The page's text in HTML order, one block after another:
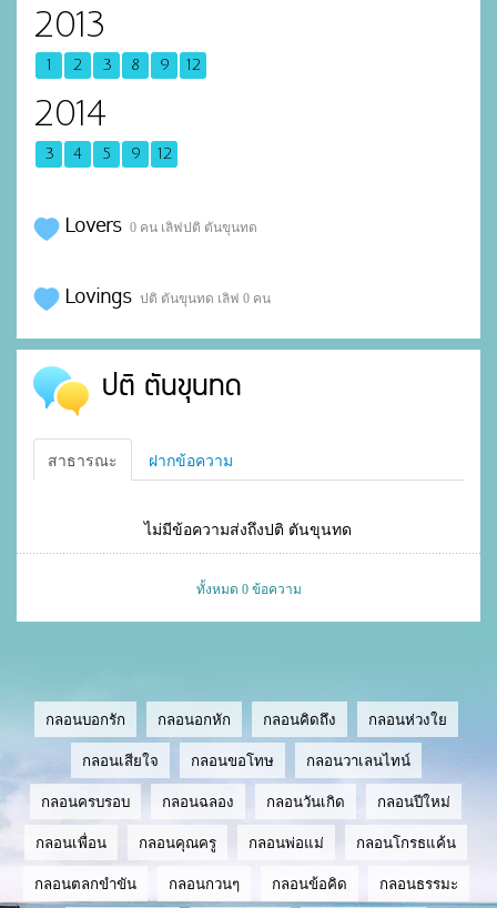
2013
1 2 3 8 9 12
2014
3 4 5 9 12
Lovers 0 คน เลิฟปติ ตันขุนทด
Lovings ปติ ตันขุนทด เลิฟ 0 คน
ปติ ตันขุนทด
สาธารณะ ฝากข้อความ
ไม่มีข้อความส่งถึงปติ ตันขุนทด
ทั้งหมด 0 ข้อความ
กลอนบอกรัก กลอนอกหัก กลอนคิดถึง กลอนห่วงใย
กลอนเสียใจ กลอนขอโทษ กลอนวาเลนไทน์
กลอนครบรอบ กลอนฉลอง กลอนวันเกิด กลอนปีใหม่
กลอนเพื่อน กลอนคุณครู กลอนพ่อแม่ กลอนโกรธแค้น
กลอนตลกขำขัน กลอนกวนๆ กลอนข้อคิด กลอนธรรมะ